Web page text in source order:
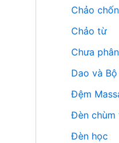
Chảo
Chảo từ
Chưa
Dao và
Đệm
Đèn chùm
Đèn học